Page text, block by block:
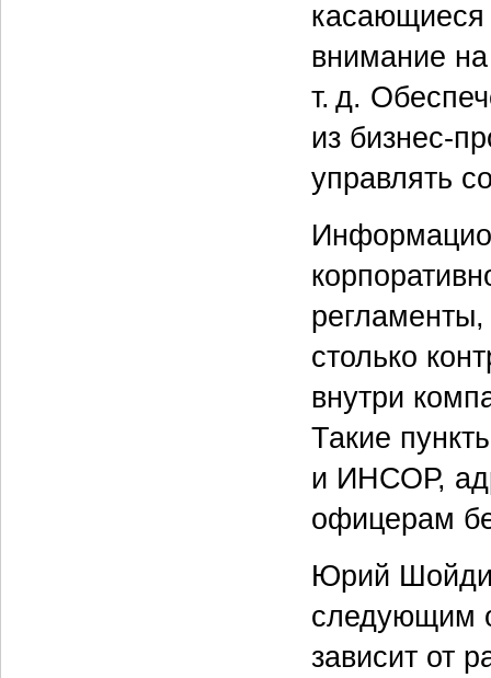
касающиеся
внимание
т. д.
из бизнес-
управлять
столько
внутри
Такие
и ИНСОР,
офицерам
Юрий
следующим
зависит от